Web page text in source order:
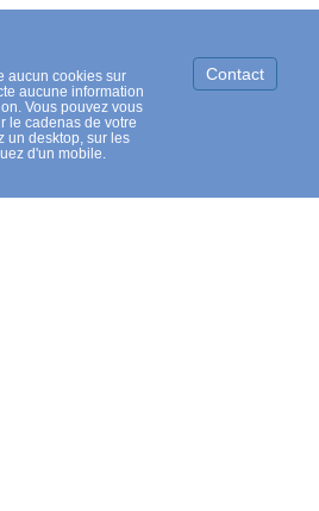
aucun cookies sur
aucune information
Vous pouvez vous
le cadenas de votre
un desktop, sur les
d'un mobile.
Contact